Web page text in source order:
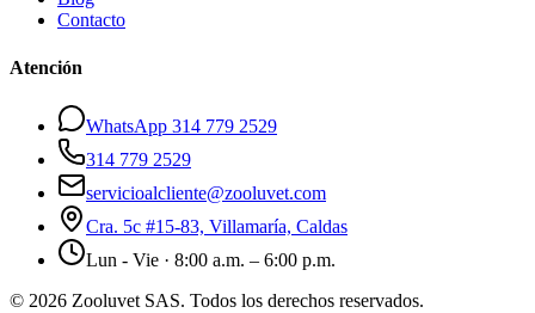
Contacto
Atención
WhatsApp 314 779 2529
314 779 2529
servicioalcliente@zooluvet.com
Cra. 5c #15-83, Villamaría, Caldas
Lun - Vie · 8:00 a.m. – 6:00 p.m.
© 2026 Zooluvet SAS. Todos los derechos reservados.